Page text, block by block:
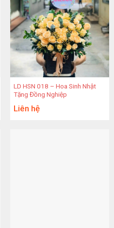
LD HSN 018 – Hoa Sinh Nhật
Tặng Đồng Nghiệp
Liên hệ